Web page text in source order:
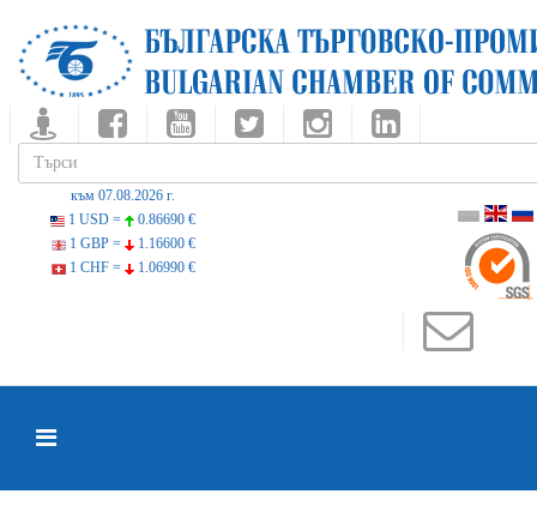
към 07.08.2026 г.
1 USD =
0.86690 €
1 GBP =
1.16600 €
1 CHF =
1.06990 €